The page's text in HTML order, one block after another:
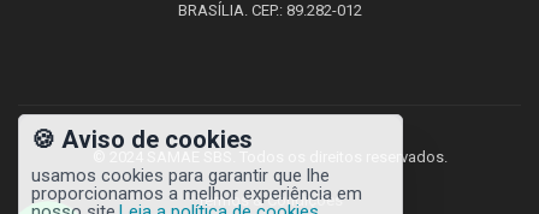
BRASÍLIA. CEP.: 89.282-012
© 2024 SAMAE SBS. Todos os direitos reservados.
Termos & Condições
🍪 Aviso de cookies
usamos cookies para garantir que lhe
proporcionamos a melhor experiência em